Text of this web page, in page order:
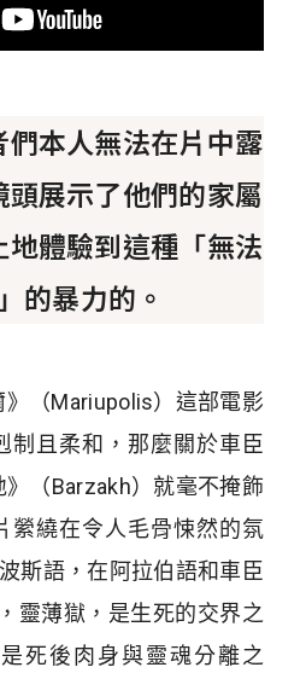
本人無法在片中露
展示了他們的家屬
體驗到這種「無法
的暴力的。
（Mariupolis）這部電影
制且柔和，那麼關於車臣
（Barzakh）就毫不掩飾
縈繞在令人毛骨悚然的氛
斯語，在阿拉伯語和車臣
靈薄獄，是生死的交界之
死後肉身與靈魂分離之